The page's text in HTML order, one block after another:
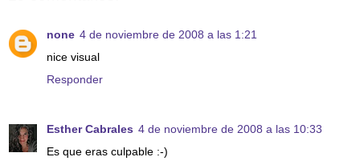
none 4 de noviembre de 2008 a las 1:21
nice visual
Responder
Esther Cabrales 4 de noviembre de 2008 a las 10:33
Es que eras culpable :-)